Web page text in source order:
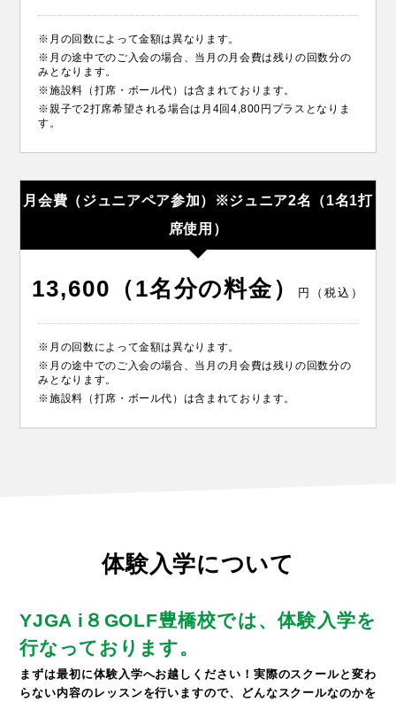
※月の回数によって金額は異なります。
※月の途中でのご入会の場合、当月の月会費は残りの回数分の
みとなります。
※施設料（打席・ボール代）は含まれております。
※親子で2打席希望される場合は月4回4,800円プラスとなりま
す。
月会費（ジュニアペア参加）※ジュニア2名（1名1打
席使用）
13,600（1名分の料金） 円（税込）
※月の回数によって金額は異なります。
※月の途中でのご入会の場合、当月の月会費は残りの回数分の
みとなります。
※施設料（打席・ボール代）は含まれております。
体験入学について
YJGA i８GOLF豊橋校では、体験入学を
行なっております。
まずは最初に体験入学へお越しください！ 実際のスクールと変わ
らない内容のレッスンを行いますので、どんなスクールなのかを